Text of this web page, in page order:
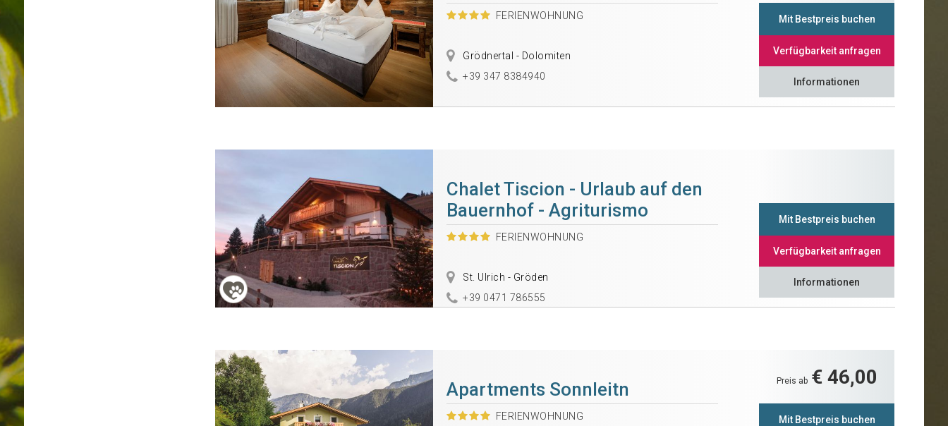
FERIENWOHNUNG
Grödnertal - Dolomiten
+39 347 8384940
Mit Bestpreis buchen
Verfügbarkeit anfragen
Informationen
Chalet Tiscion - Urlaub auf den
Bauernhof - Agriturismo
FERIENWOHNUNG
St. Ulrich - Gröden
+39 0471 786555
Mit Bestpreis buchen
Verfügbarkeit anfragen
Informationen
Apartments Sonnleitn
FERIENWOHNUNG
Preis ab € 46,00
Mit Bestpreis buchen